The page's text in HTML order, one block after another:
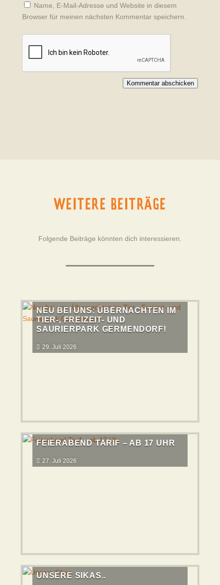
Name, E-Mail-Adresse und Website in diesem
Browser für meinen nächsten Kommentar speichern.
Kommentar abschicken
WEITERE BEITRÄGE
Folgende Beiträge könnten dich interessieren.
NEU BEI UNS: ÜBERNACHTEN IM
TIER-, FREIZEIT- UND
SAURIERPARK GERMENDORF!
29. Juli 2026
FEIERABEND TARIF – AB 17 UHR
27. Juli 2026
UNSERE SIKAS..